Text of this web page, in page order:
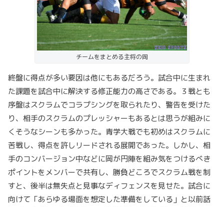
チームをまとめる主将の岡
終盤に得点が多い要因は他にもあるだろう。試合中に生まれ
た課題を試合中に解決する修正能力の高さである。３戦とも
序盤はスクラムでコラプシングを取られたり、警告を受けた
り、相手のスクラムのプレッシャーもあるとは思うが組みに
くそうなシーンも多かった。青学大戦でも初めはスクラムに
苦戦し、得点を許しリードされる展開であった。しかし、相
手のコンバージョン中などに岡が円陣を組み気をつけるべき
ポイントをメンバーで共有し、勝負どころでスクラム戦を制
すと、後半は無失点と見事なディフェンスを見せた。試合に
向けて「あらゆる場面を想定した準備をしている」と以前話